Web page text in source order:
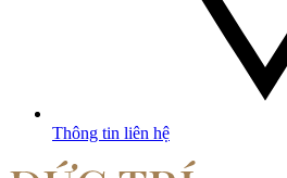
Thông tin liên hệ